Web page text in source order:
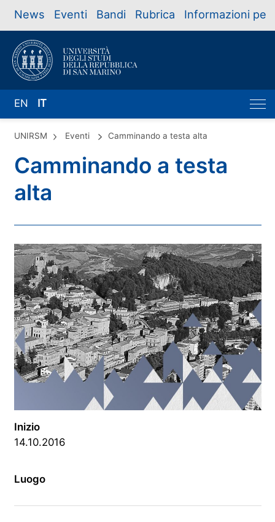
News Eventi Bandi Rubrica Informazioni per
EN IT
UNIRSM Eventi Camminando a testa alta
Camminando a testa
alta
Inizio
14.10.2016
Luogo